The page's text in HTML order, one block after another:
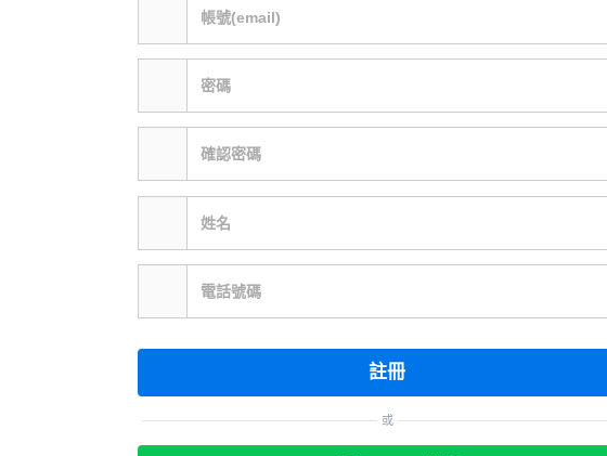
帳號(email)
密碼
確認密碼
姓名
電話號碼
註冊
或